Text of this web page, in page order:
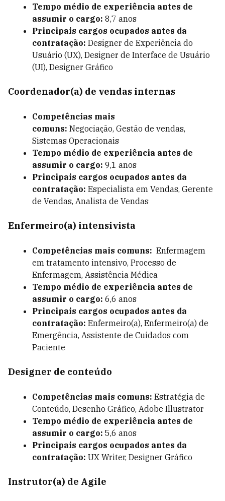
Tempo médio de experiência antes de
assumir o cargo: 8,7 anos
Principais cargos ocupados antes da
contratação: Designer de Experiência do
Usuário (UX), Designer de Interface de Usuário
(UI), Designer Gráfico
Coordenador(a) de vendas internas
Competências mais
comuns: Negociação, Gestão de vendas,
Sistemas Operacionais
Tempo médio de experiência antes de
assumir o cargo: 9,1 anos
Principais cargos ocupados antes da
contratação: Especialista em Vendas, Gerente
de Vendas, Analista de Vendas
Enfermeiro(a) intensivista
Competências mais comuns: Enfermagem
em tratamento intensivo, Processo de
Enfermagem, Assistência Médica
Tempo médio de experiência antes de
assumir o cargo: 6,6 anos
Principais cargos ocupados antes da
contratação: Enfermeiro(a), Enfermeiro(a) de
Emergência, Assistente de Cuidados com
Paciente
Designer de conteúdo
Competências mais comuns: Estratégia de
Conteúdo, Desenho Gráfico, Adobe Illustrator
Tempo médio de experiência antes de
assumir o cargo: 5,6 anos
Principais cargos ocupados antes da
contratação: UX Writer, Designer Gráfico
Instrutor(a) de Agile